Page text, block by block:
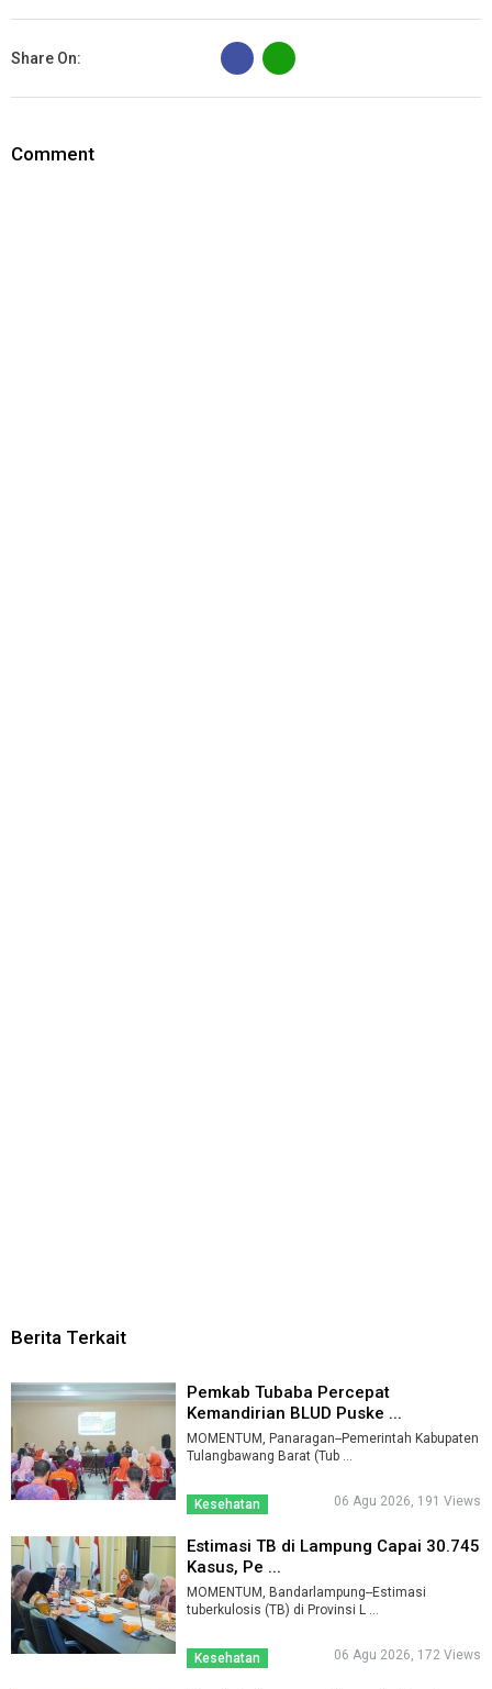
Share On:
B
Comment
Berita Terkait
Pemkab Tubaba Percepat
Kemandirian BLUD Puske ...
MOMENTUM, Panaragan--Pemerintah Kabupaten
Tulangbawang Barat (Tub ...
Kesehatan 06 Agu 2026, 191 Views
Estimasi TB di Lampung Capai 30.745
Kasus, Pe ...
MOMENTUM, Bandarlampung--Estimasi
tuberkulosis (TB) di Provinsi L ...
Kesehatan 06 Agu 2026, 172 Views